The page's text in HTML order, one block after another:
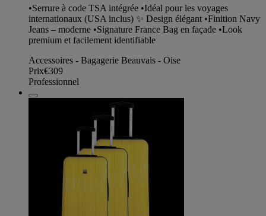
•Serrure à code TSA intégrée •Idéal pour les voyages
internationaux (USA inclus) ✨ Design élégant •Finition Navy
Jeans – moderne •Signature France Bag en façade •Look
premium et facilement identifiable
Accessoires - Bagagerie Beauvais - Oise
Prix€309
Professionnel